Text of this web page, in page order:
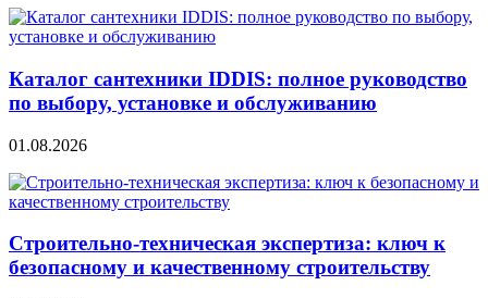
Каталог сантехники IDDIS: полное руководство
по выбору, установке и обслуживанию
01.08.2026
Строительно‑техническая экспертиза: ключ к
безопасному и качественному строительству